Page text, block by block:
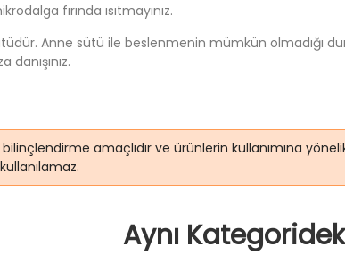
fırında ısıtmayınız.
Anne sütü ile beslenmenin mümkün olmadığı
amaçlıdır ve ürünlerin kullanımına
Aynı